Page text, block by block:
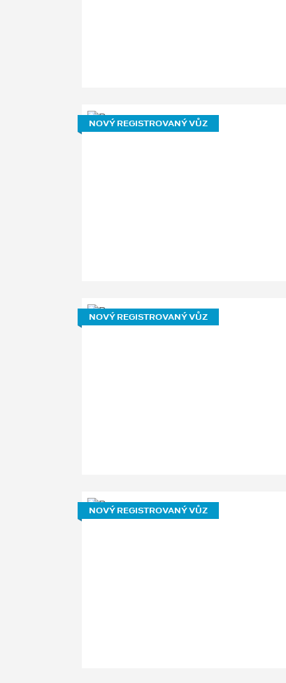
NOVÝ REGISTROVANÝ VŮZ
NOVÝ REGISTROVANÝ VŮZ
NOVÝ REGISTROVANÝ VŮZ